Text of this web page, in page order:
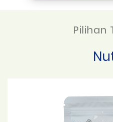
Pilihan